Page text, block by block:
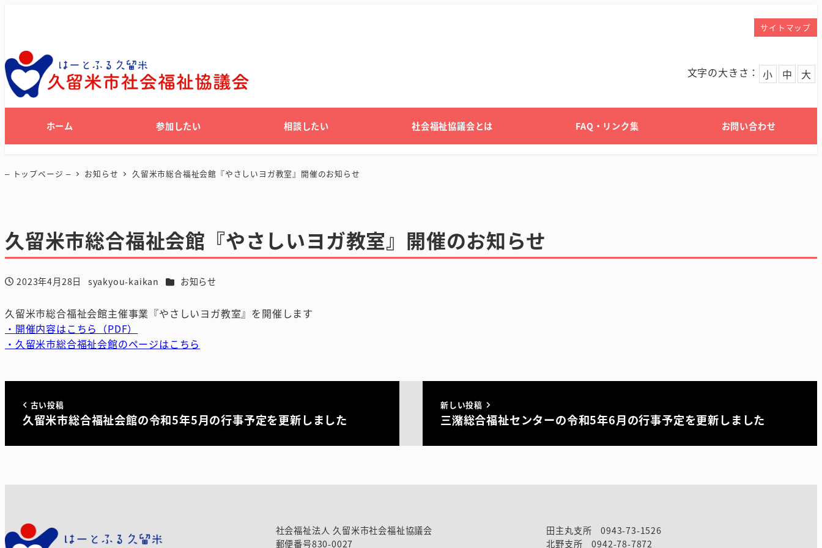
サイトマップ
文字の大きさ： 小 中 大
ホーム 参加したい 相談したい 社会福祉協議会とは FAQ・リンク集 お問い合わせ
– トップページ – お知らせ 久留米市総合福祉会館『やさしいヨガ教室』開催のお知らせ
久留米市総合福祉会館『やさしいヨガ教室』開催のお知らせ
投稿日
2023年4月28日
著
syakyou-kaikan カテゴリー
お知らせ
久留米市総合福祉会館主催事業『やさしいヨガ教室』を開催します
・開催内容はこちら（PDF）
・久留米市総合福祉会館のページはこちら
古い投稿
久留米市総合福祉会館の令和5年5月の行事予定を更新しました
新しい投稿
三潴総合福祉センターの令和5年6月の行事予定を更新しました
社会福祉法人 久留米市社会福祉協議会
郵便番号830-0027
田主丸支所 0943-73-1526
北野支所 0942-78-7872